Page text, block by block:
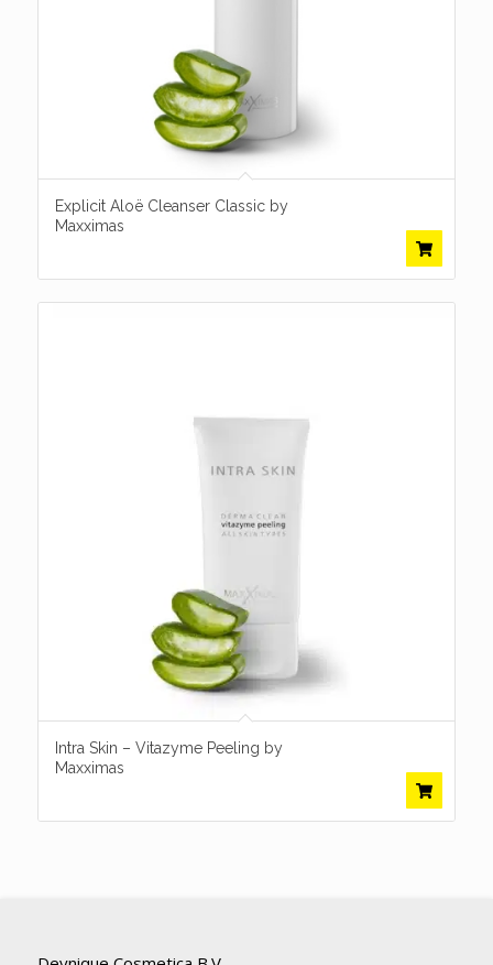
Explicit Aloë Cleanser Classic by
Maxximas
Intra Skin – Vitazyme Peeling by
Maxximas